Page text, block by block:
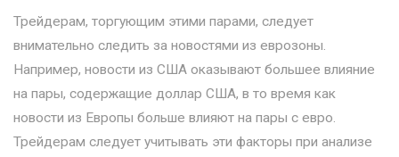
Трейдерам, торгующим этими парами, следует
внимательно следить за новостями из еврозоны.
Например, новости из США оказывают большее влияние
на пары, содержащие доллар США, в то время как
новости из Европы больше влияют на пары с евро.
Трейдерам следует учитывать эти факторы при анализе